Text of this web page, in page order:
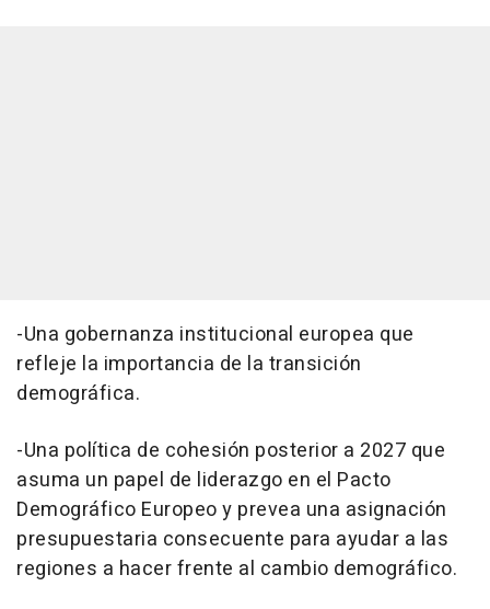
-Una gobernanza institucional europea que
refleje la importancia de la transición
demográfica.
-Una política de cohesión posterior a 2027 que
asuma un papel de liderazgo en el Pacto
Demográfico Europeo y prevea una asignación
presupuestaria consecuente para ayudar a las
regiones a hacer frente al cambio demográfico.